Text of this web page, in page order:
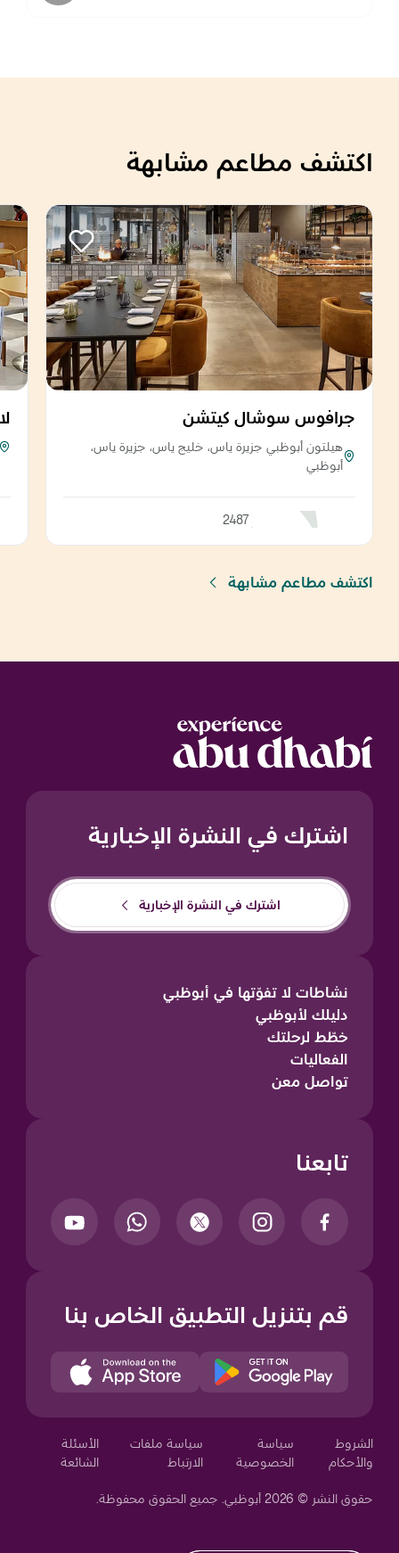
اكتشف مطاعم مشابهة
جرافوس سوشال كيتشن
هيلتون أبوظبي جزيرة ياس، خليج ياس، جزيرة ياس،
أبوظبي
2487
اكتشف مطاعم مشابهة
اشترك في النشرة الإخبارية
اشترك في النشرة الإخبارية
نشاطات لا تفوّتها في أبوظبي
دليلك لأبوظبي
خطّط لرحلتك
الفعاليات
تواصل معن
تابعنا
قم بتنزيل التطبيق الخاص بنا
الشروط
والأحكام
سياسة
الخصوصية
سياسة ملفات
الارتباط
الأسئلة
الشائعة
حقوق النشر © 2026 أبوظبي. جميع الحقوق محفوظة.